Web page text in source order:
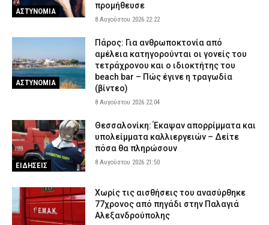
ΑΣΤΥΝΟΜΙΑ
προμήθευσε
8 Αυγούστου 2026 22:22
ΑΣΤΥΝΟΜΙΑ
Πάρος: Για ανθρωποκτονία από
αμέλεια κατηγορούνται οι γονείς του
τετράχρονου και ο ιδιοκτήτης του
beach bar – Πώς έγινε η τραγωδία
(βίντεο)
8 Αυγούστου 2026 22:04
ΕΙΔΗΣΕΙΣ
Θεσσαλονίκη: Έκαψαν απορρίμματα και
υπολείμματα καλλιεργειών – Δείτε
πόσα θα πληρώσουν
8 Αυγούστου 2026 21:50
Χωρίς τις αισθήσεις του ανασύρθηκε
77χρονος από πηγάδι στην Παλαγιά
Αλεξανδρούπολης